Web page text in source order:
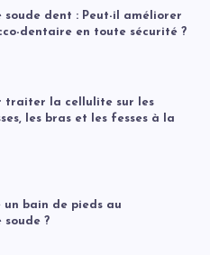
soude dent : Peut-il améliorer
dentaire en toute sécurité ?
traiter la cellulite sur les
les bras et les fesses à la
bain de pieds au
soude ?